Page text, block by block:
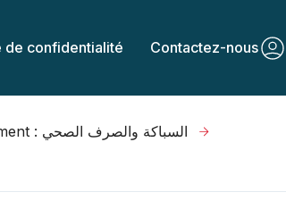
de confidentialité Contactez-nous
plomberie et assainissement : السباكة والصرف الصحي